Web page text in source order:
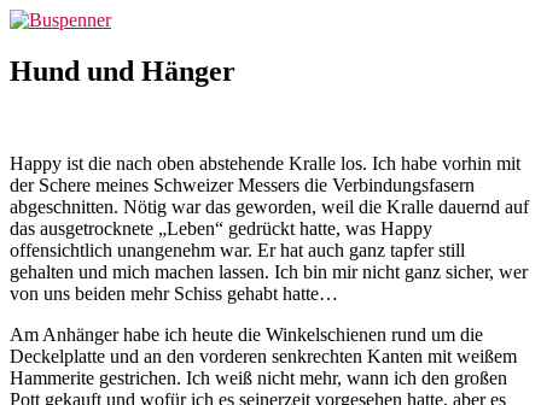
Zum
springen
Hund und Hänger
Happy ist die nach oben abstehende Kralle los. Ich habe vorhin mit
der Schere meines Schweizer Messers die Verbindungsfasern
abgeschnitten. Nötig war das geworden, weil die Kralle dauernd auf
das ausgetrocknete „Leben“ gedrückt hatte, was Happy
offensichtlich unangenehm war. Er hat auch ganz tapfer still
gehalten und mich machen lassen. Ich bin mir nicht ganz sicher, wer
von uns beiden mehr Schiss gehabt hatte…
Am Anhänger habe ich heute die Winkelschienen rund um die
Deckelplatte und an den vorderen senkrechten Kanten mit weißem
Hammerite gestrichen. Ich weiß nicht mehr, wann ich den großen
Pott gekauft und wofür ich es seinerzeit vorgesehen hatte, aber es